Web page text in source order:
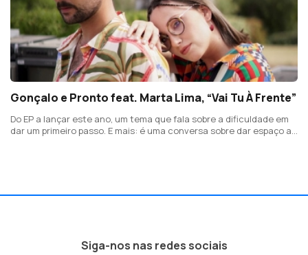
Gonçalo e Pronto feat. Marta Lima, “Vai Tu À Frente”
Do EP a lançar este ano, um tema que fala sobre a dificuldade em
dar um primeiro passo. E mais: é uma conversa sobre dar espaço a
Siga-nos nas redes sociais